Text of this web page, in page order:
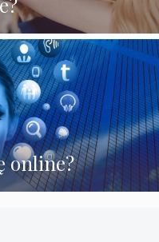
online?